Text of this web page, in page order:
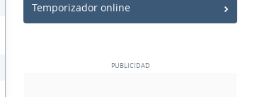
Temporizador online